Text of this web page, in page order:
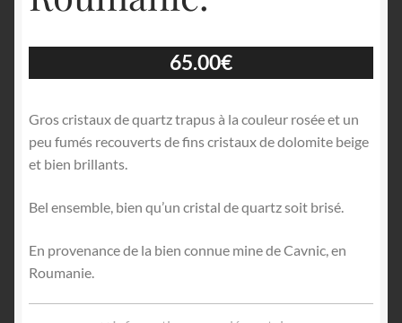
65.00€
Gros cristaux de quartz trapus à la couleur rosée et un
peu fumés recouverts de fins cristaux de dolomite beige
et bien brillants.
Bel ensemble, bien qu’un cristal de quartz soit brisé.
En provenance de la bien connue mine de Cavnic, en
Roumanie.